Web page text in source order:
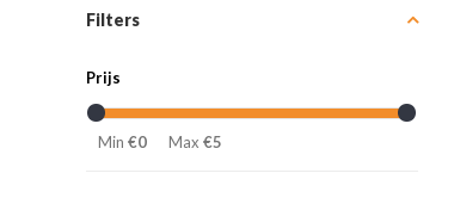
Filters
Prijs
Min €0 Max €5